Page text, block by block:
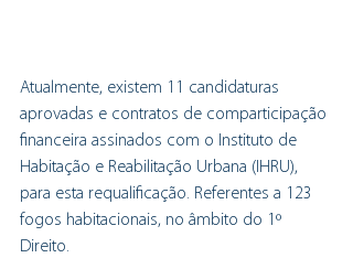
Atualmente, existem 11 candidaturas
aprovadas e contratos de comparticipação
financeira assinados com o Instituto de
Habitação e Reabilitação Urbana (IHRU),
para esta requalificação. Referentes a 123
fogos habitacionais, no âmbito do 1º
Direito.